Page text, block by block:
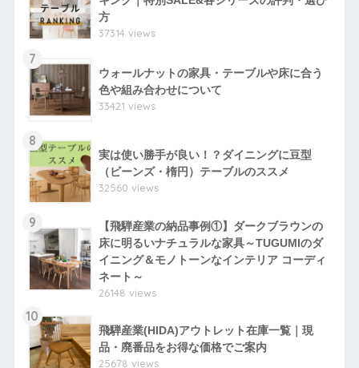
方
37314 views
7
ウォールナットの家具・テーブルや床に合う
色や組み合わせについて
33421 views
8
実は使い勝手が良い！？ダイニングに豆型
（ビーンズ・楕円）テーブルのススメ
32560 views
9
【飛騨産業の納品事例①】ダークブラウンの
床に明るいナチュラルな家具～TUGUMIのダ
イニング＆モノトーンなインテリア コーディ
ネート～
26148 views
10
飛騨産業(HIDA)アウトレット在庫一覧｜現
品・廃番品をお得な価格でご案内
25678 views